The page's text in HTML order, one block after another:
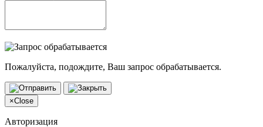
Пожалуйста, подождите, Ваш запрос обрабатывается.
×Close
Авторизация